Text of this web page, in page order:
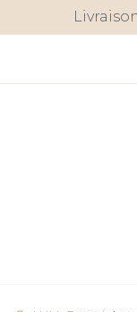
Panneau de